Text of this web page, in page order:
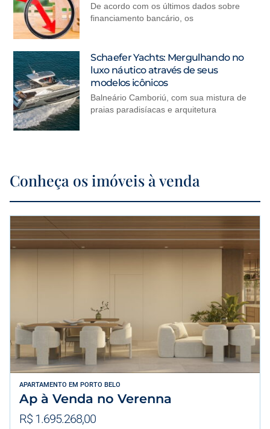
De acordo com os últimos dados sobre
financiamento bancário, os
Schaefer Yachts: Mergulhando no
luxo náutico através de seus
modelos icônicos
Balneário Camboriú, com sua mistura de
praias paradisíacas e arquitetura
Conheça os imóveis à venda
APARTAMENTO EM PORTO BELO
Ap à Venda no Verenna
R$ 1.695.268,00